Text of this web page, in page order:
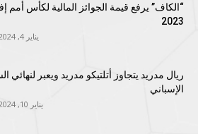
“الكاف” يرفع قيمة الجوائز المالية لكأس أمم
2023
يناير 4, 2024 17:20
ريال مدريد يتجاوز أتلتيكو مدريد ويعبر لنهائي
الإسباني
يناير 10, 2024 23:53